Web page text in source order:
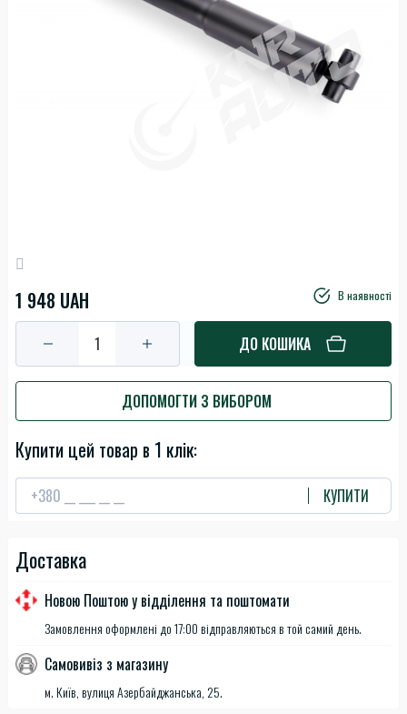
1 948 UAH В наявності
ДО КОШИКА
ДОПОМОГТИ З ВИБОРОМ
Купити цей товар в 1 клік:
КУПИТИ
Доставка
Новою Поштою у відділення та поштомати
Замовлення оформлені до 17:00 відправляються в той самий день.
Самовивіз з магазину
м. Київ, вулиця Азербайджанська, 25.